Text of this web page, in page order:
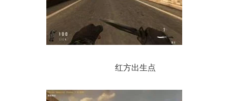
红方出生点